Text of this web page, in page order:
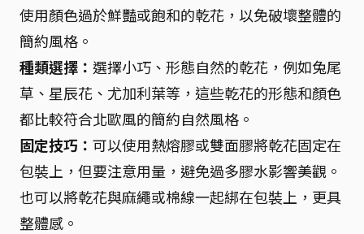
使用顏色過於鮮豔或飽和的乾花，以免破壞整體的
簡約風格。
種類選擇： 選擇小巧、形態自然的乾花，例如兔尾
草、星辰花、尤加利葉等，這些乾花的形態和顏色
都比較符合北歐風的簡約自然風格。
固定技巧： 可以使用熱熔膠或雙面膠將乾花固定在
包裝上，但要注意用量，避免過多膠水影響美觀。
也可以將乾花與麻繩或棉線一起綁在包裝上，更具
整體感。